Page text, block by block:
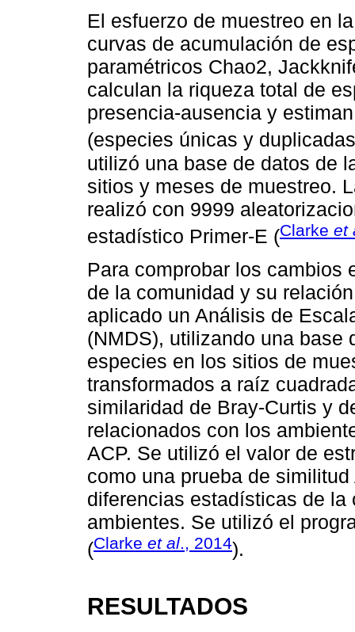
El esfuerzo de muestreo en
curvas de acumulación de
paramétricos Chao2,
calculan la riqueza total de
presencia-ausencia y
(especies únicas y
utilizó una base de datos de
sitios y meses de muestreo.
realizó con 9999
estadístico Primer-E (Clarke et
Para comprobar los cambios
de la comunidad y su
aplicado un Análisis de
(NMDS), utilizando una base
especies en los sitios de
transformados a raíz
similaridad de Bray-Curtis y
relacionados con los
ACP. Se utilizó el valor de
como una prueba de
diferencias estadísticas de
ambientes. Se utilizó el
(Clarke et al., 2014).
RESULTADOS